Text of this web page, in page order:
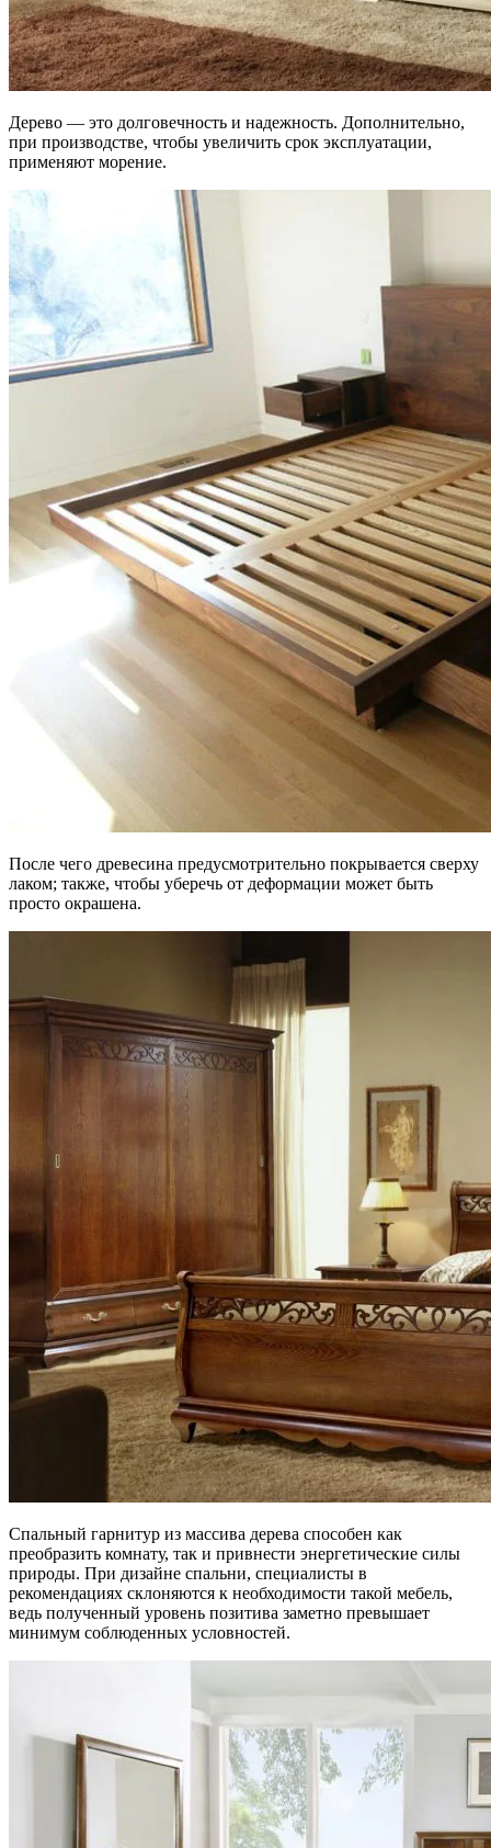
Дерево — это долговечность и надежность. Дополнительно,
при производстве, чтобы увеличить срок эксплуатации,
применяют морение.
После чего древесина предусмотрительно покрывается сверху
лаком; также, чтобы уберечь от деформации может быть
просто окрашена.
Спальный гарнитур из массива дерева способен как
преобразить комнату, так и привнести энергетические силы
природы. При дизайне спальни, специалисты в
рекомендациях склоняются к необходимости такой мебель,
ведь полученный уровень позитива заметно превышает
минимум соблюденных условностей.